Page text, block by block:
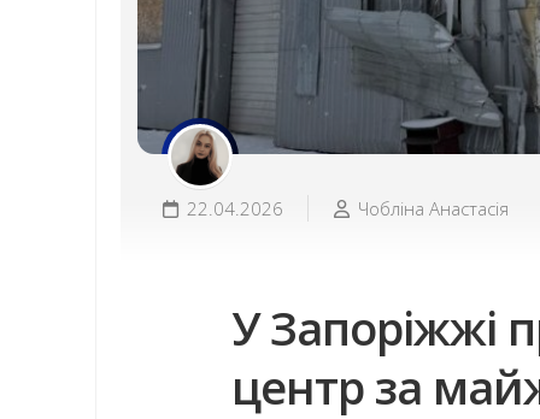
22.04.2026 Чобліна Анастасія
У Запоріжжі
центр за